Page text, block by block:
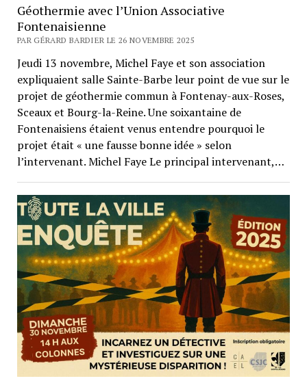
Géothermie avec l’Union Associative
Fontenaisienne
PAR GÉRARD BARDIER LE 26 NOVEMBRE 2025
Jeudi 13 novembre, Michel Faye et son association
expliquaient salle Sainte-Barbe leur point de vue sur le
projet de géothermie commun à Fontenay-aux-Roses,
Sceaux et Bourg-la-Reine. Une soixantaine de
Fontenaisiens étaient venus entendre pourquoi le
projet était « une fausse bonne idée » selon
l’intervenant. Michel Faye Le principal intervenant,…